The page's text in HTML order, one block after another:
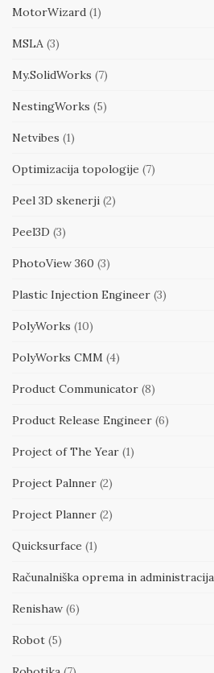
MotorWizard (1)
MSLA (3)
My.SolidWorks (7)
NestingWorks (5)
Netvibes (1)
Optimizacija topologije (7)
Peel 3D skenerji (2)
Peel3D (3)
PhotoView 360 (3)
Plastic Injection Engineer (3)
PolyWorks (10)
PolyWorks CMM (4)
Product Communicator (8)
Product Release Engineer (6)
Project of The Year (1)
Project Palnner (2)
Project Planner (2)
Quicksurface (1)
Računalniška oprema in administracija
Renishaw (6)
Robot (5)